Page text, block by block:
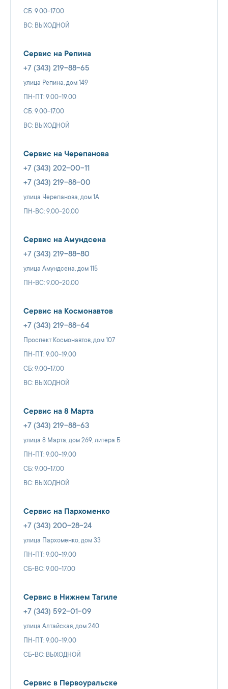
СБ: 9.00-17.00
ВС: ВЫХОДНОЙ
Сервис на Репина
+7 (343) 219-88-65
улица Репина, дом 149
ПН-ПТ: 9.00-19.00
СБ: 9.00-17.00
ВС: ВЫХОДНОЙ
Сервис на Черепанова
+7 (343) 202-00-11
+7 (343) 219-88-00
улица Черепанова, дом 1А
ПН-ВС: 9.00-20.00
Сервис на Амундсена
+7 (343) 219-88-80
улица Амундсена, дом 115
ПН-ВС: 9.00-20.00
Сервис на Космонавтов
+7 (343) 219-88-64
Проспект Космонавтов, дом 107
ПН-ПТ: 9.00-19.00
СБ: 9.00-17.00
ВС: ВЫХОДНОЙ
Сервис на 8 Марта
+7 (343) 219-88-63
улица 8 Марта, дом 269, литера Б
ПН-ПТ: 9.00-19.00
СБ: 9.00-17.00
ВС: ВЫХОДНОЙ
Сервис на Пархоменко
+7 (343) 200-28-24
улица Пархоменко, дом 33
ПН-ПТ: 9.00-19.00
СБ-ВС: 9.00-17.00
Сервис в Нижнем Тагиле
+7 (343) 592-01-09
улица Алтайская, дом 240
ПН-ПТ: 9.00-19.00
СБ-ВС: ВЫХОДНОЙ
Сервис в Первоуральске